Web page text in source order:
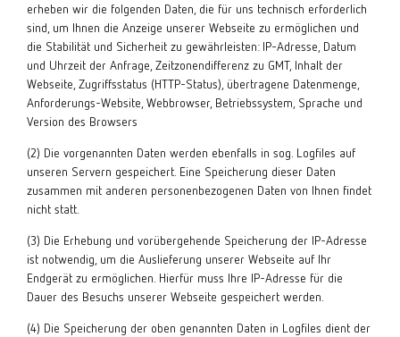
erheben wir die folgenden Daten, die für uns technisch erforderlich
sind, um Ihnen die Anzeige unserer Webseite zu ermöglichen und
die Stabilität und Sicherheit zu gewährleisten: IP-Adresse, Datum
und Uhrzeit der Anfrage, Zeitzonendifferenz zu GMT, Inhalt der
Webseite, Zugriffsstatus (HTTP-Status), übertragene Datenmenge,
Anforderungs-Website, Webbrowser, Betriebssystem, Sprache und
Version des Browsers
(2) Die vorgenannten Daten werden ebenfalls in sog. Logfiles auf
unseren Servern gespeichert. Eine Speicherung dieser Daten
zusammen mit anderen personenbezogenen Daten von Ihnen findet
nicht statt.
(3) Die Erhebung und vorübergehende Speicherung der IP-Adresse
ist notwendig, um die Auslieferung unserer Webseite auf Ihr
Endgerät zu ermöglichen. Hierfür muss Ihre IP-Adresse für die
Dauer des Besuchs unserer Webseite gespeichert werden.
(4) Die Speicherung der oben genannten Daten in Logfiles dient der